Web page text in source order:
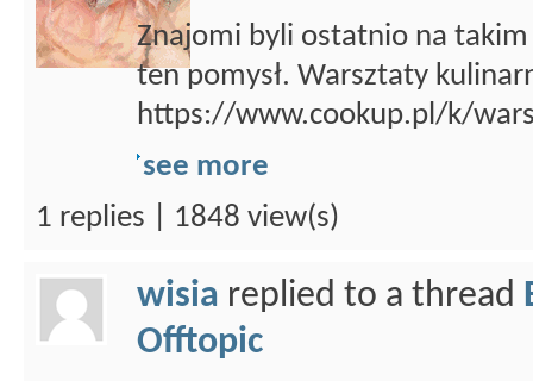
Znajomi byli ostatnio na
ten pomysł. Warsztaty
https://www.cookup.pl/k/
see more
1 replies | 1848 view(s)
wisia replied to a thread
Offtopic